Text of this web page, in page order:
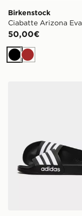
Birkenstock
Ciabatte Arizona Eva
50,00€
NeroMarrone